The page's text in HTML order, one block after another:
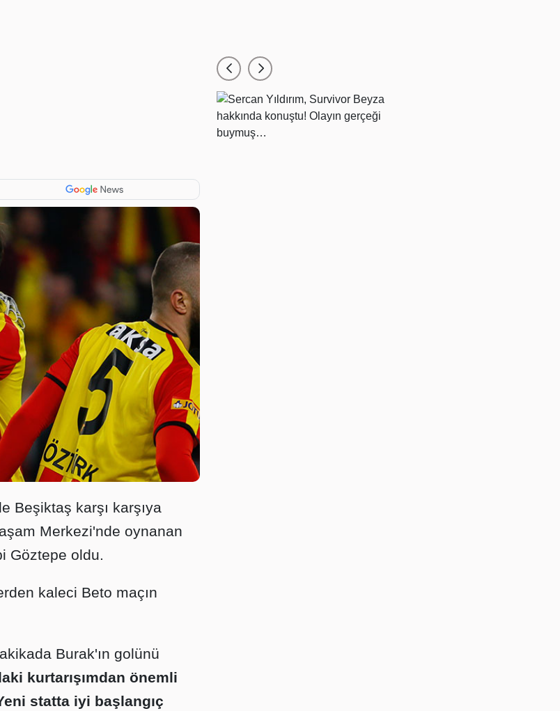
Beşiktaş karşı karşıya
Merkezi'nde oynanan
Göztepe oldu.
kaleci Beto maçın
Burak'ın golünü
kurtarışımdan önemli
statta iyi başlangıç